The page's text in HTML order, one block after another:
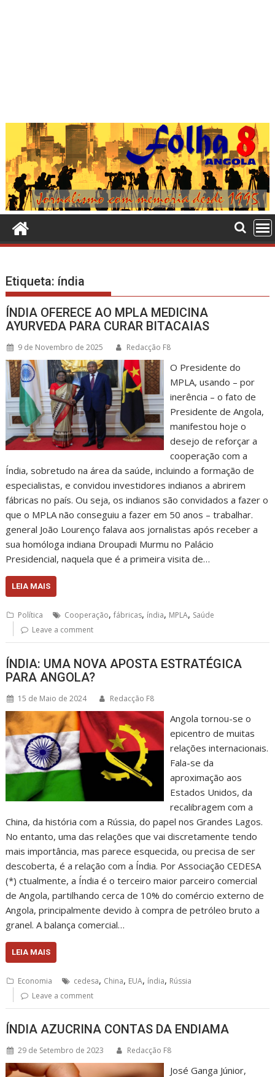
Etiqueta: índia
ÍNDIA OFERECE AO MPLA MEDICINA
AYURVEDA PARA CURAR BITACAIAS
9 de Novembro de 2025 Redacção F8
O Presidente do
MPLA, usando – por
inerência – o fato de
Presidente de Angola,
manifestou hoje o
desejo de reforçar a
cooperação com a
Índia, sobretudo na área da saúde, incluindo a formação de
especialistas, e convidou investidores indianos a abrirem
fábricas no país. Ou seja, os indianos são convidados a fazer o
que o MPLA não conseguiu a fazer em 50 anos – trabalhar.
general João Lourenço falava aos jornalistas após receber a
sua homóloga indiana Droupadi Murmu no Palácio
Presidencial, naquela que é a primeira visita de…
LEIA MAIS
Política Cooperação,fábricas, índia, MPLA, Saúde
Leave a comment
ÍNDIA: UMA NOVA APOSTA ESTRATÉGICA
PARA ANGOLA?
15 de Maio de 2024 Redacção F8
Angola tornou-se o
epicentro de muitas
relações internacionais.
Fala-se da
aproximação aos
Estados Unidos, da
recalibragem com a
China, da história com a Rússia, do papel nos Grandes Lagos.
No entanto, uma das relações que vai discretamente tendo
mais importância, mas parece esquecida, ou precisa de ser
descoberta, é a relação com a Índia. Por Associação CEDESA
(*) ctualmente, a Índia é o terceiro maior parceiro comercial
de Angola, partilhando cerca de 10% do comércio externo de
Angola, principalmente devido à compra de petróleo bruto a
granel. A balança comercial…
LEIA MAIS
Economia cedesa, China, EUA, índia, Rússia
Leave a comment
ÍNDIA AZUCRINA CONTAS DA ENDIAMA
29 de Setembro de 2023 Redacção F8
José Ganga Júnior,